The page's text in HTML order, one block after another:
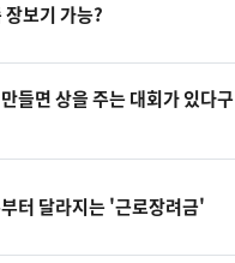
보기 가능?
들면 상을 주는 대회가 있다구
터 달라지는 '근로장려금'